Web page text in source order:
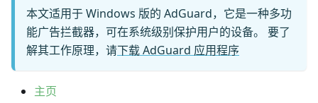
本文适用于 Windows 版的 AdGuard，它是一种多功
能广告拦截器，可在系统级别保护用户的设备。 要了
解其工作原理，请下载 AdGuard 应用程序
主页